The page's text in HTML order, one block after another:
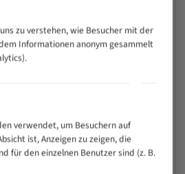
gegen Zahnbruch auch bei
(Materialmischung,
Federstahl
zu verstehen, wie Besucher mit der
Informationen anonym gesammelt
verwendet, um Besuchern auf
ist, Anzeigen zu zeigen, die
für den einzelnen Benutzer sind (z. B.